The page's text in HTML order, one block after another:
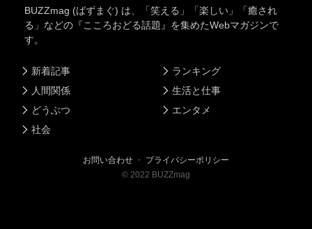
BUZZmag (ばずまぐ) は、「笑える」「楽しい」「癒され
る」などの『こころおどる話題』を集めたWebマガジンで
す。
新着記事
人間関係
どうぶつ
社会
ランキング
生活と仕事
エンタメ
お問い合わせ ・ プライバシーポリシー
© 2022 BUZZmag